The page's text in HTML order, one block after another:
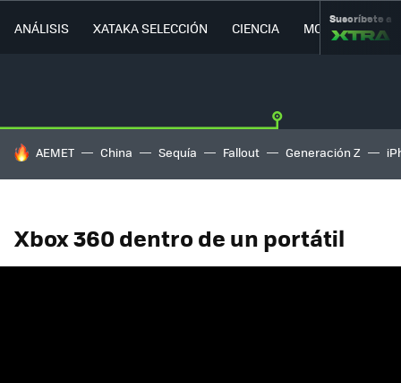
ANÁLISIS XATAKA SELECCIÓN CIENCIA MOVILIDAD
Suscríbete a
HOY SE HABLA DE
AEMET China Sequía Fallout Generación Z
Xbox 360 dentro de un portátil